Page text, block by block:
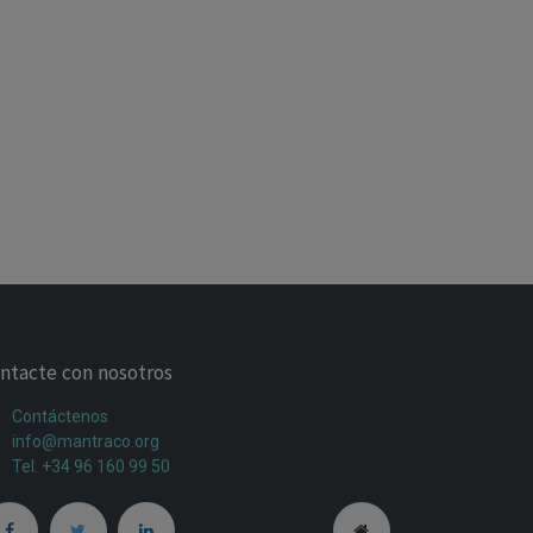
con nosotros
Contáctenos
info@mantraco.org
Tel. +34 96 160 99 50